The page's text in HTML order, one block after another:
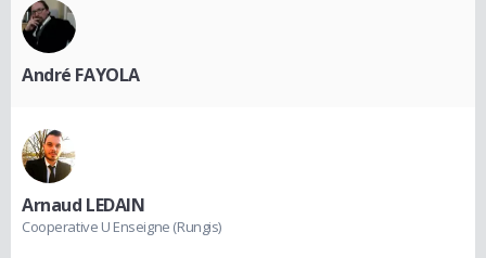
André FAYOLA
Arnaud LEDAIN
Cooperative U Enseigne (Rungis)